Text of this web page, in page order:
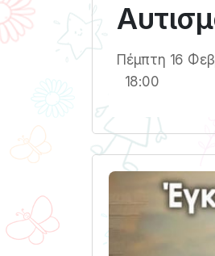
Πέμπτη 16
18:00